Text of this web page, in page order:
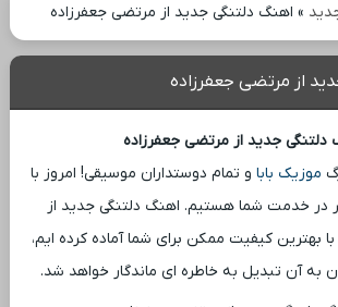
» اهنگ دلتنگی جدید از مرتضی جعفرزاده
از مرتضی جعفرزاده
دلتنگی جدید از مرتضی جعفرزاده
موزیک بابا و تمام دوستداران موسیقی! امروز با
در خدمت شما هستیم. اهنگ دلتنگی جدید از
بهترین کیفیت ممکن برای شما آماده کرده ‌ایم،
به آن تبدیل به خاطره ‌ای ماندگار خواهد شد.